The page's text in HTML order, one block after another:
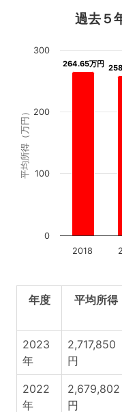
平均所得（万円）
過去５
264.65万円
264.65万円
2018
0
100
200
300
年度 平均所得
2023
年
2,717,850
円
2022
年
2,679,802
円